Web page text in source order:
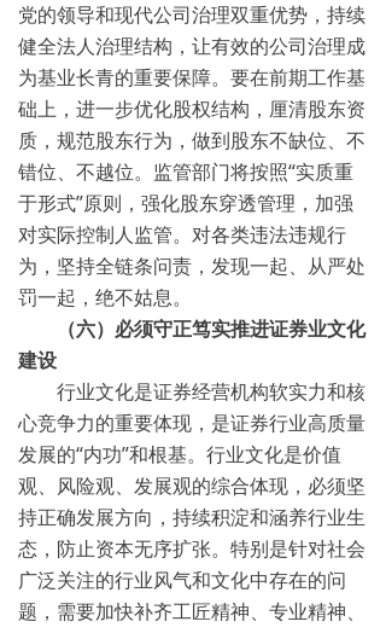
党的领导和现代公司治理双重优势，持续
健全法人治理结构，让有效的公司治理成
为基业长青的重要保障。要在前期工作基
础上，进一步优化股权结构，厘清股东资
质，规范股东行为，做到股东不缺位、不
错位、不越位。监管部门将按照“实质重
于形式”原则，强化股东穿透管理，加强
对实际控制人监管。对各类违法违规行
为，坚持全链条问责，发现一起、从严处
罚一起，绝不姑息。
（六）必须守正笃实推进证券业文化
建设
行业文化是证券经营机构软实力和核
心竞争力的重要体现，是证券行业高质量
发展的“内功”和根基。行业文化是价值
观、风险观、发展观的综合体现，必须坚
持正确发展方向，持续积淀和涵养行业生
态，防止资本无序扩张。特别是针对社会
广泛关注的行业风气和文化中存在的问
题，需要加快补齐工匠精神、专业精神、